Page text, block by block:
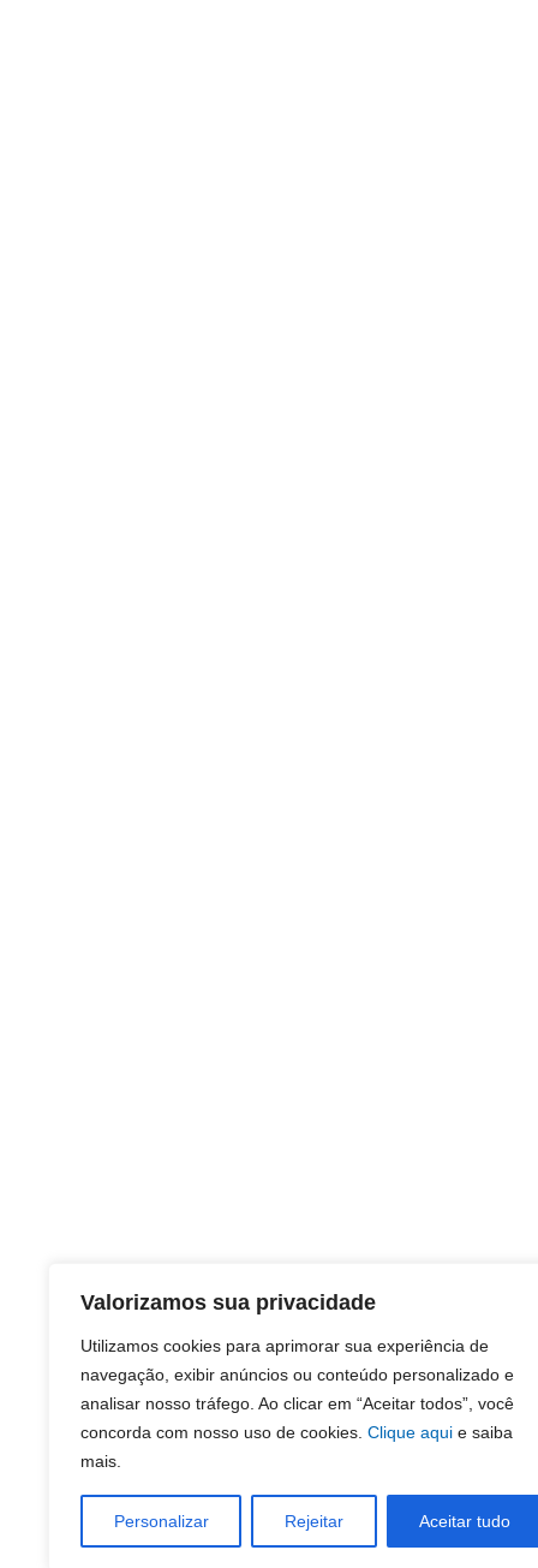
Valorizamos sua privacidade
Utilizamos cookies para aprimorar sua experiência de
navegação, exibir anúncios ou conteúdo personalizado e
analisar nosso tráfego. Ao clicar em “Aceitar todos”, você
concorda com nosso uso de cookies. Clique aqui e saiba
mais.
Personalizar Rejeitar Aceitar tudo